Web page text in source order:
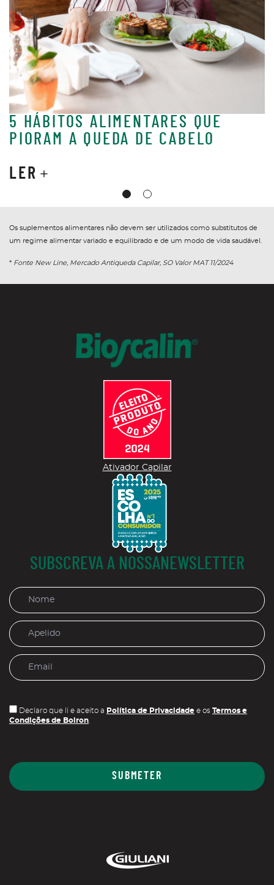
5 HÁBITOS ALIMENTARES QUE
PIORAM A QUEDA DE CABELO
LER
Os suplementos alimentares não devem ser utilizados como substitutos de
um regime alimentar variado e equilibrado e de um modo de vida saudável.
* Fonte New Line, Mercado Antiqueda Capilar, SO Valor MAT 11/2024
Ativador Capilar
SUBSCREVA A NOSSANEWSLETTER
Declaro que li e aceito a Política de Privacidade e os Termos e
Condições de Boiron